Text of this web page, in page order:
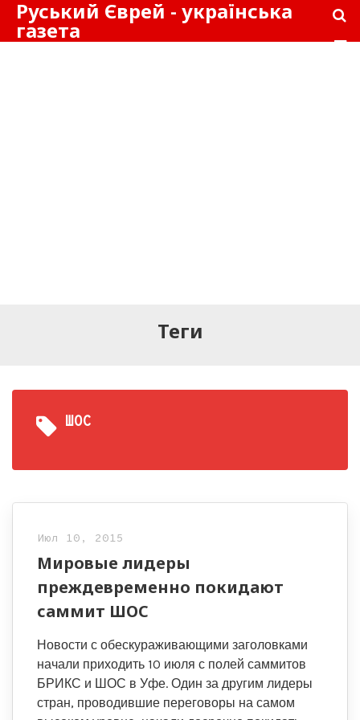
Руський Єврей - українська
газета
Теги
ШОС
Июл 10, 2015
Мировые лидеры
преждевременно покидают
саммит ШОС
Новости с обескураживающими заголовками
начали приходить 10 июля с полей саммитов
БРИКС и ШОС в Уфе. Один за другим лидеры
стран, проводившие переговоры на самом